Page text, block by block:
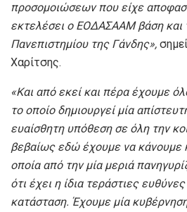
προσομοιώσεων που είχε
εκτελέσει ο ΕΟΔΑΣΑΑΜ βάση
Πανεπιστημίου της Γάνδης»,
Χαρίτσης.
«Και από εκεί και πέρα έχουμε
το οποίο δημιουργεί μία
ευαίσθητη υπόθεση σε όλη την
βεβαίως εδώ έχουμε να κάνουμε
οποία από την μία μεριά
ότι έχει η ίδια τεράστιες
κατάσταση. Έχουμε μία